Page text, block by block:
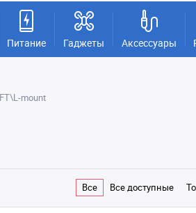
Питание Гаджеты Аксессуары
mount
Все Все доступные